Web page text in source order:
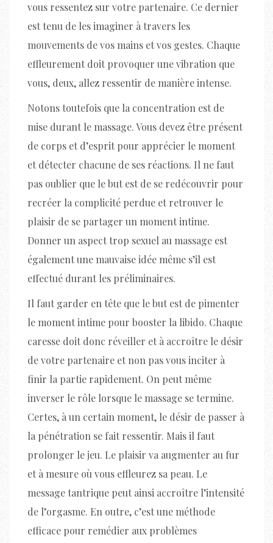
vous ressentez sur votre partenaire. Ce dernier
est tenu de les imaginer à travers les
mouvements de vos mains et vos gestes. Chaque
effleurement doit provoquer une vibration que
vous, deux, allez ressentir de manière intense.
Notons toutefois que la concentration est de
mise durant le massage. Vous devez être présent
de corps et d’esprit pour apprécier le moment
et détecter chacune de ses réactions. Il ne faut
pas oublier que le but est de se redécouvrir pour
recréer la complicité perdue et retrouver le
plaisir de se partager un moment intime.
Donner un aspect trop sexuel au massage est
également une mauvaise idée même s’il est
effectué durant les préliminaires.
Il faut garder en tête que le but est de pimenter
le moment intime pour booster la libido. Chaque
caresse doit donc réveiller et à accroître le désir
de votre partenaire et non pas vous inciter à
finir la partie rapidement. On peut même
inverser le rôle lorsque le massage se termine.
Certes, à un certain moment, le désir de passer à
la pénétration se fait ressentir. Mais il faut
prolonger le jeu. Le plaisir va augmenter au fur
et à mesure où vous effleurez sa peau. Le
message tantrique peut ainsi accroître l’intensité
de l’orgasme. En outre, c’est une méthode
efficace pour remédier aux problèmes